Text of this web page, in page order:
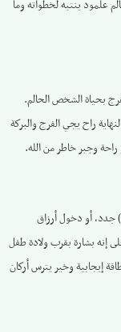
علمود ينتبه لخطواته وما
بحياة الشخص الحالم.
راح يجي الفرج والبركة
وجبر خاطر من الله.
جدد، أو دخول أرزاق
إنه بشارة بقرب ولادة طفل
إيجابية وخير يترس أركان